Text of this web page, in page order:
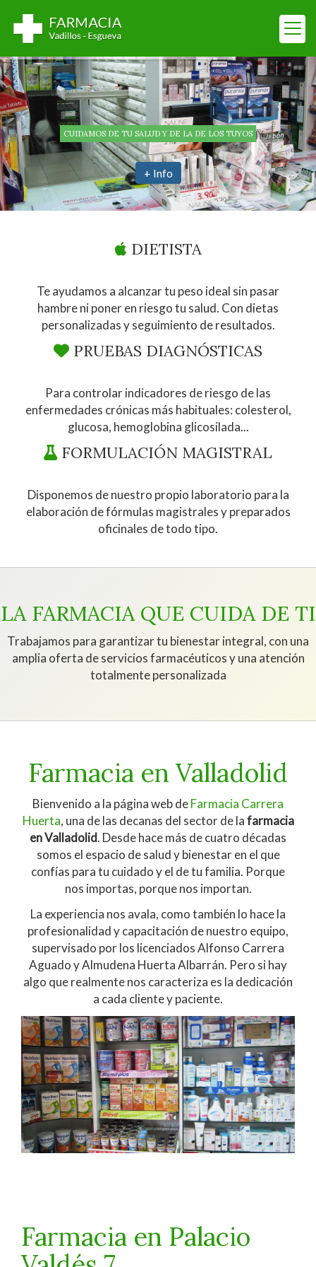
CUIDAMOS DE TU SALUD Y DE LA DE LOS TUYOS
+ Info
Farmacias en
DIETISTA
Te ayudamos a alcanzar tu peso ideal sin pasar
hambre ni poner en riesgo tu salud. Con dietas
personalizadas y seguimiento de resultados.
PRUEBAS DIAGNÓSTICAS
Para controlar indicadores de riesgo de las
enfermedades crónicas más habituales: colesterol,
glucosa, hemoglobina glicosilada...
FORMULACIÓN MAGISTRAL
Disponemos de nuestro propio laboratorio para la
elaboración de fórmulas magistrales y preparados
oficinales de todo tipo.
LA FARMACIA QUE CUIDA DE TI
Trabajamos para garantizar tu bienestar integral, con una
amplia oferta de servicios farmacéuticos y una atención
totalmente personalizada
Farmacia en Valladolid
Bienvenido a la página web deFarmacia Carrera
Huerta, una de las decanas del sector de lafarmacia
en Valladolid. Desde hace más de cuatro décadas
somos el espacio de salud y bienestar en el que
confías para tu cuidado y el de tu familia. Porque
nos importas, porque nos importan.
La experiencia nos avala, como también lo hace la
profesionalidad y capacitación de nuestro equipo,
supervisado por los licenciados Alfonso Carrera
Aguado y Almudena Huerta Albarrán. Pero si hay
algo que realmente nos caracteriza es la dedicación
a cada cliente y paciente.
Farmacia en Palacio